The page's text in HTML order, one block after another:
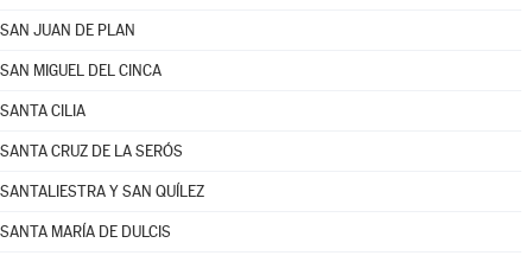
SAN JUAN DE PLAN
SAN MIGUEL DEL CINCA
SANTA CILIA
SANTA CRUZ DE LA SERÓS
SANTALIESTRA Y SAN QUÍLEZ
SANTA MARÍA DE DULCIS